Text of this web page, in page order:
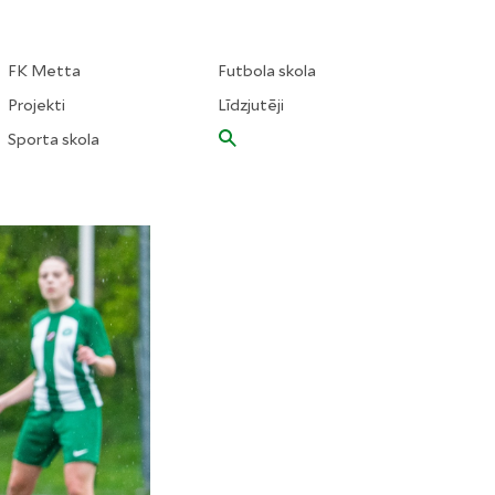
FK Metta
Projekti
Sporta skola
Futbola skola
Līdzjutēji